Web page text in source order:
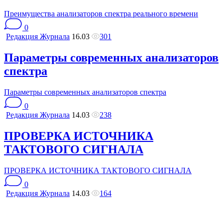
Преимущества анализаторов спектра реального времени
0
Редакция Журнала 16.03 301
Параметры современных анализаторов
спектра
Параметры современных анализаторов спектра
0
Редакция Журнала 14.03 238
ПРОВЕРКА ИСТОЧНИКА
ТАКТОВОГО СИГНАЛА
ПРОВЕРКА ИСТОЧНИКА ТАКТОВОГО СИГНАЛА
0
Редакция Журнала 14.03 164